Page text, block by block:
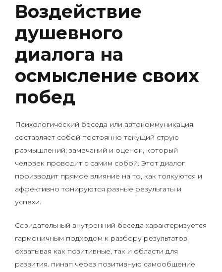
Воздействие
душевного
диалога на
осмысление своих
побед
Психологический беседа или автокоммуникация
составляет собой постоянно текущий струю
размышлений, замечаний и оценок, который
человек проводит с самим собой. Этот диалог
производит прямое влияние на то, как толкуются и
аффективно тонируются разные результаты и
успехи.
Созидательный внутренний беседа характеризуется
гармоничным подходом к разбору результатов,
охватывая как позитивные, так и области для
развития. пинап через позитивную самообщение